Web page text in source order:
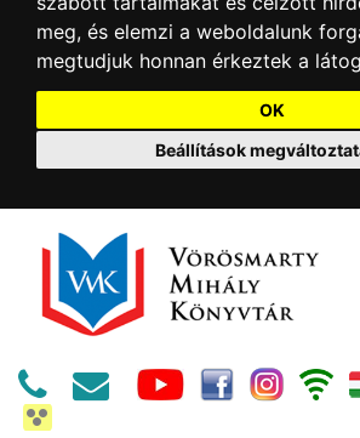
meg, és elemzi a weboldalunk
megtudjuk honnan érkeztek a
OK
Beállítások